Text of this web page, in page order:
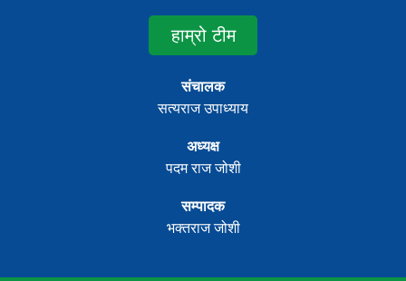
हाम्रो टीम
संचालक
सत्यराज उपाध्याय
अध्यक्ष
पदम राज जोशी
सम्पादक
भक्तराज जोशी